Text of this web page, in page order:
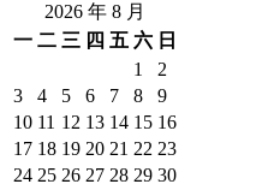
2026 年 8 月
一 二 三 四 五 六 日
1
2
3
4 5 6 7 8
9
10 11 12 13 14 15 16
17 18 19 20 21 22 23
24 25 26 27 28 29 30